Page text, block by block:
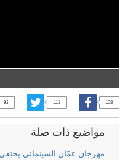
108
113
92
مواضيع ذات صلة
مهرجان عمّان السينمائي يحتفي